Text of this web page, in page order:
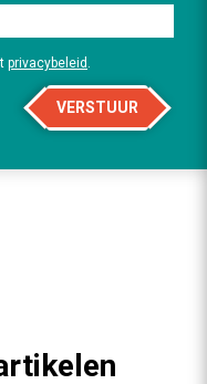
privacybeleid .
VERSTUUR